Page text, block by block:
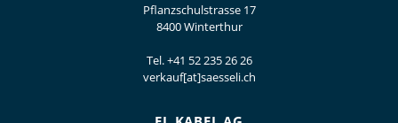
Pflanzschulstrasse 17
8400 Winterthur
Tel.+41 52 235 26 26
verkauf[at]saesseli.ch